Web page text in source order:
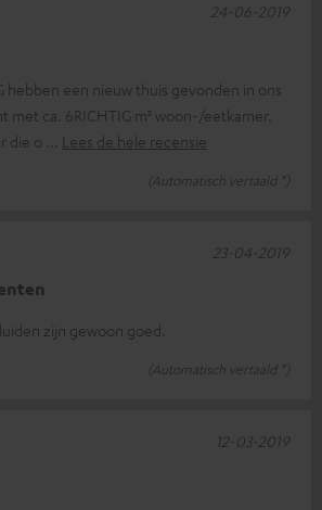
hebben een nieuw thuis gevonden in ons
met ca. 6RICHTIG m² woon-/eetkamer.
die o
Lees de hele recensie
(Automatisch vertaald *)
24-06-2019
zijn gewoon goed.
(Automatisch vertaald *)
23-04-2019
12-03-2019